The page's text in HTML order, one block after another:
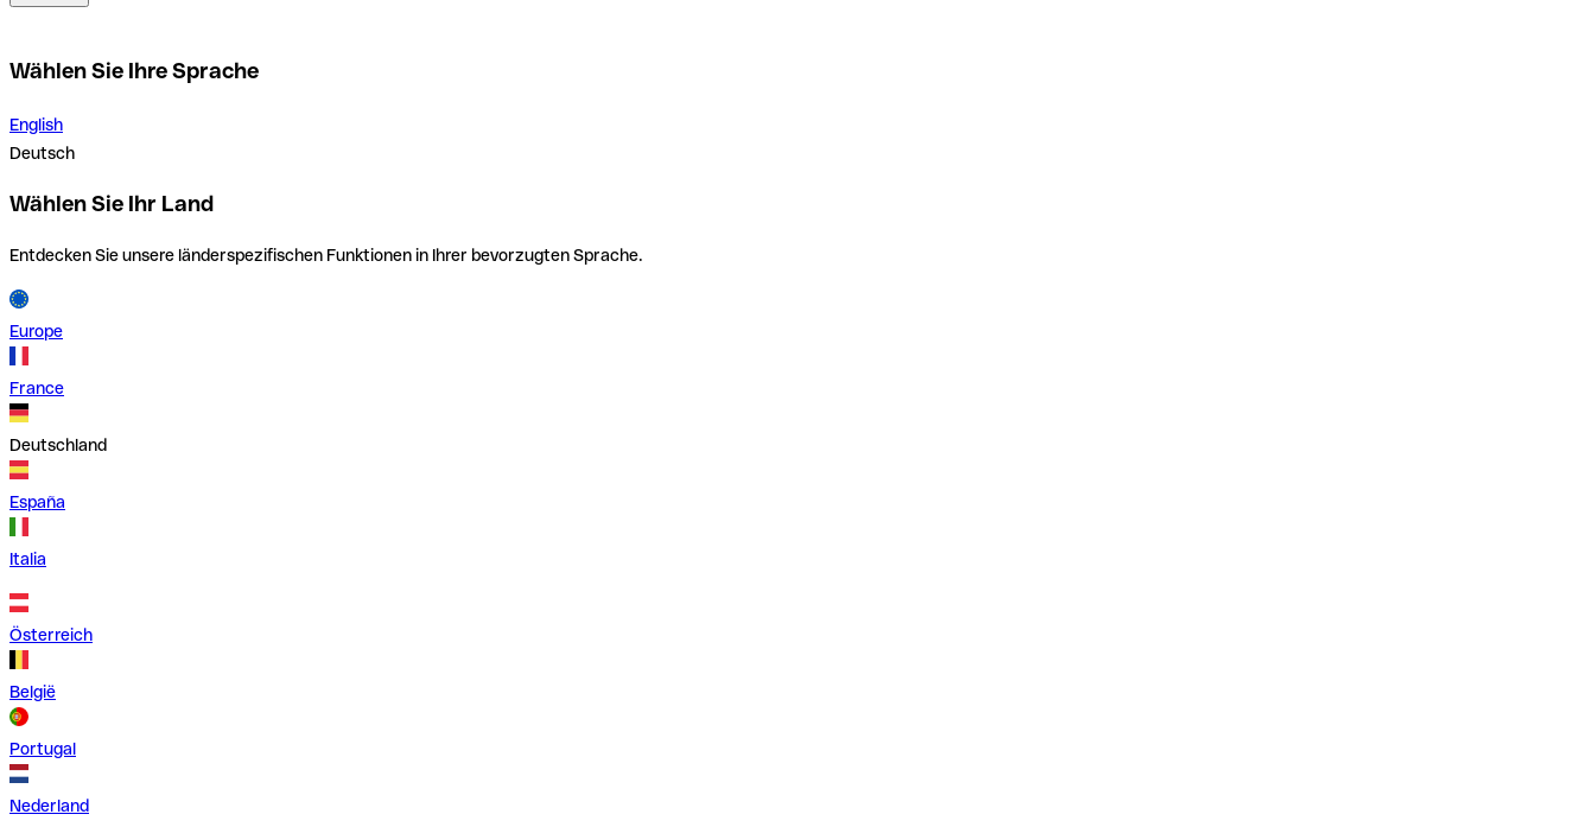
Wählen Sie Ihre Sprache
English
Deutsch
Wählen Sie Ihr Land
Entdecken Sie unsere länderspezifischen Funktionen in Ihrer bevorzugten Sprache.
Europe
France
Deutschland
España
Italia
Österreich
België
Portugal
Nederland